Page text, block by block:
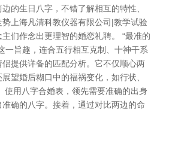
的生日八字，不错了解相互的特性、
上海凡清科教仪器有限公司|教学试验
们作念出更理智的婚恋礼聘。 “最准的
一旨趣，连合五行相互克制、十神干系
提供详备的匹配分析。它不仅顺心两
望婚后糊口中的福祸变化，如行状、
使用八字合婚表，领先需要准确的出身
确的八字。接着，通过对比两边的命